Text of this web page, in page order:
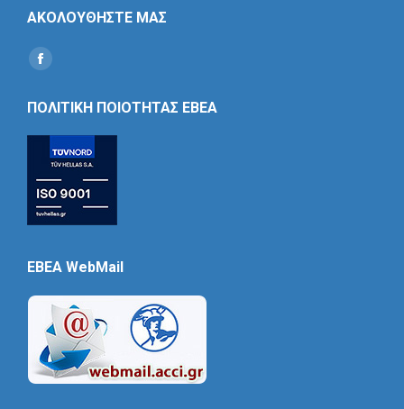
ΑΚΟΛΟΥΘΗΣΤΕ ΜΑΣ
Find us on:
Social
ΠΟΛΙΤΙΚΗ ΠΟΙΟΤΗΤΑΣ ΕΒΕΑ
EBEA WebMail